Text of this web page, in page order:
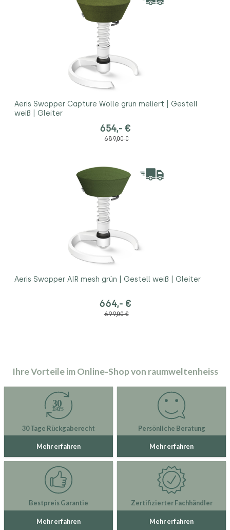
Aeris Swopper Capture Wolle grün meliert | Gestell
weiß | Gleiter
654,- €
689,00 €
Aeris Swopper AIR mesh grün | Gestell weiß | Gleiter
664,- €
699,00 €
Ihre Vorteile im Online-Shop von raumweltenheiss
30 Tage Rückgaberecht
Mehr erfahren
Persönliche Beratung
Mehr erfahren
Bestpreis Garantie
Mehr erfahren
Zertifizierter Fachhändler
Mehr erfahren